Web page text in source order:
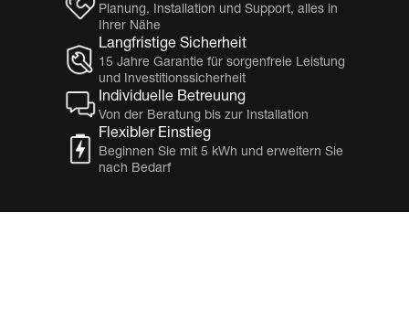
Planung, Installation und Support, alles in
Ihrer Nähe
Langfristige Sicherheit
15 Jahre Garantie für sorgenfreie Leistung
und Investitionssicherheit
Individuelle Betreuung
Von der Beratung bis zur Installation
Flexibler Einstieg
Beginnen Sie mit 5 kWh und erweitern Sie
nach Bedarf